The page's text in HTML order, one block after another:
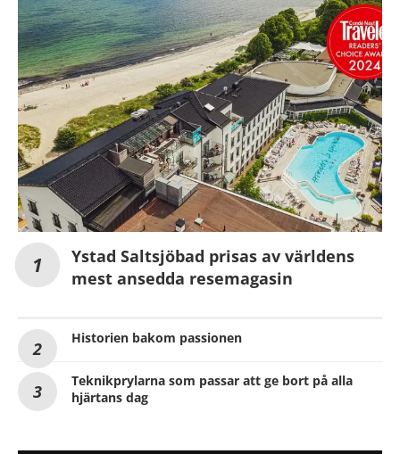
Ystad Saltsjöbad prisas av världens
mest ansedda resemagasin
Historien bakom passionen
Teknikprylarna som passar att ge bort på alla
hjärtans dag